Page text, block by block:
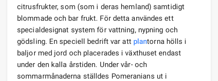
citrusfrukter, som (som i deras hemland) samtidigt
blommade och bar frukt. För detta användes ett
specialdesignat system för vattning, nypning och
gödsling. En speciell bedrift var att plantorna hölls i
baljor med jord och placerades i växthuset endast
under den kalla årstiden. Under vår- och
sommarmånaderna ställdes Pomeranians ut i